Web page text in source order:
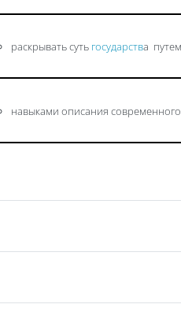
раскрывать суть государства
навыками описания